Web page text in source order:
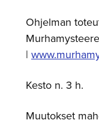
Ohjelman
|
Kesto n. 3 h.
Muutokset